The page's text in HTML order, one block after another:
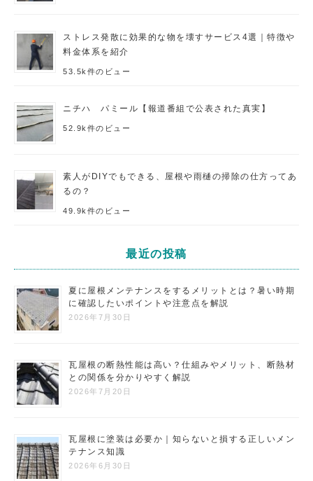
ストレス発散に効果的な物を壊すサービス4選｜特徴や
料金体系を紹介
53.5k件のビュー
ニチハ パミール【報道番組で公表された真実】
52.9k件のビュー
素人がDIYでもできる、屋根や雨樋の掃除の仕方ってあ
るの？
49.9k件のビュー
最近の投稿
夏に屋根メンテナンスをするメリットとは？暑い時期
に確認したいポイントや注意点を解説
2026年7月30日
瓦屋根の断熱性能は高い？仕組みやメリット、断熱材
との関係を分かりやすく解説
2026年7月20日
瓦屋根に塗装は必要か｜知らないと損する正しいメン
テナンス知識
2026年6月30日